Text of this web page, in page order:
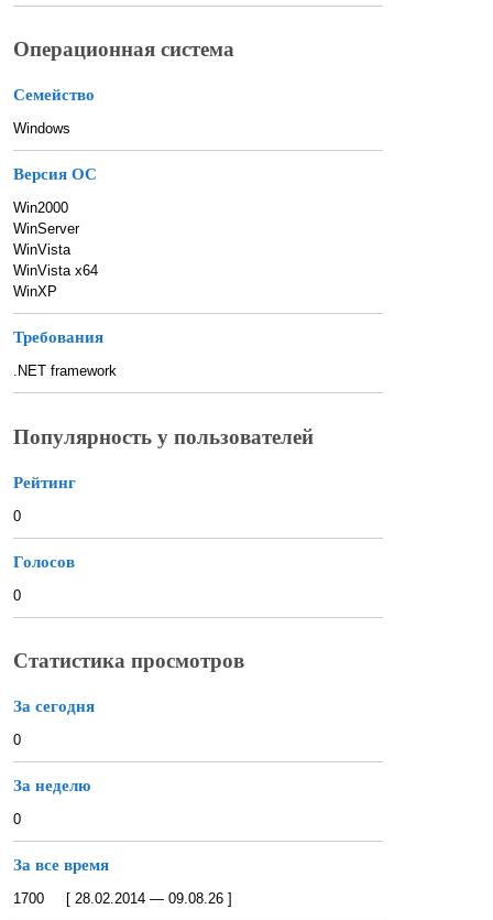
Операционная система
Семейство
Windows
Версия ОС
Win2000
WinServer
WinVista
WinVista x64
WinXP
Требования
.NET framework
Популярность у пользователей
Рейтинг
0
Голосов
0
Статистика просмотров
За сегодня
0
За неделю
0
За все время
1700 [ 28.02.2014 — 09.08.26 ]